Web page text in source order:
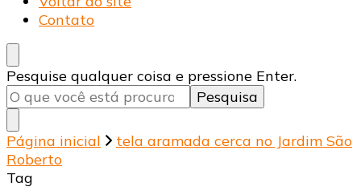
Contato
Procurando
algo?
Pesquise qualquer coisa e pressione Enter.
Página inicial
tela aramada cerca no Jardim São
Roberto
Tag